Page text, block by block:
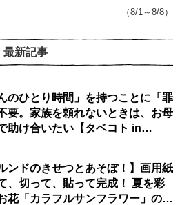
（8/1～8/8）
最新記事
のひとり時間」を持つことに「罪
要。家族を頼れないときは、お母
助け合いたい【タベコト in
ンドのきせつとあそぼ！】画用紙
、切って、貼って完成！ 夏を彩
花「カラフルサンフラワー」の作